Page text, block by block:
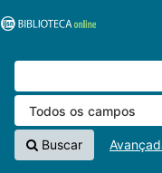
corresponde a nenhum
VuFind
Buscar